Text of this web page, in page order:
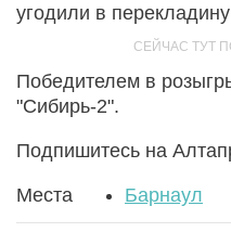
угодили в
Победителем в
"Сибирь-2".
Подпишитесь на
Места Барнаул